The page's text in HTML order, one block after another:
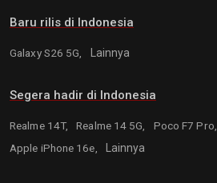
Baru rilis di Indonesia
Galaxy S26 5G, Lainnya
Segera hadir di Indonesia
Realme 14T, Realme 14 5G, Poco F7 Pro,
Apple iPhone 16e,
Lainnya